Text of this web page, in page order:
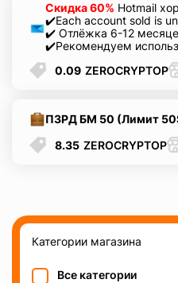
Скидка 60% Hotmail хорошего качества
✔️Each account sold is
✔️ Отлёжка 6-12
✔️Рекомендуем
0.09 ZEROCRYPTOP
ПЗРД БМ 50 (Лимит
8.35 ZEROCRYPTOP
Категории магазина
Все категории